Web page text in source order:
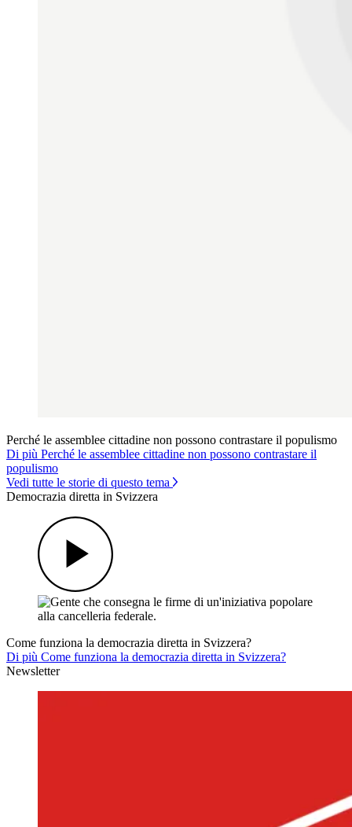
Perché le assemblee cittadine non possono contrastare il populismo
Di più Perché le assemblee cittadine non possono contrastare il
populismo
Vedi tutte le storie di questo tema
Democrazia diretta in Svizzera
Come funziona la democrazia diretta in Svizzera?
Di più Come funziona la democrazia diretta in Svizzera?
Newsletter